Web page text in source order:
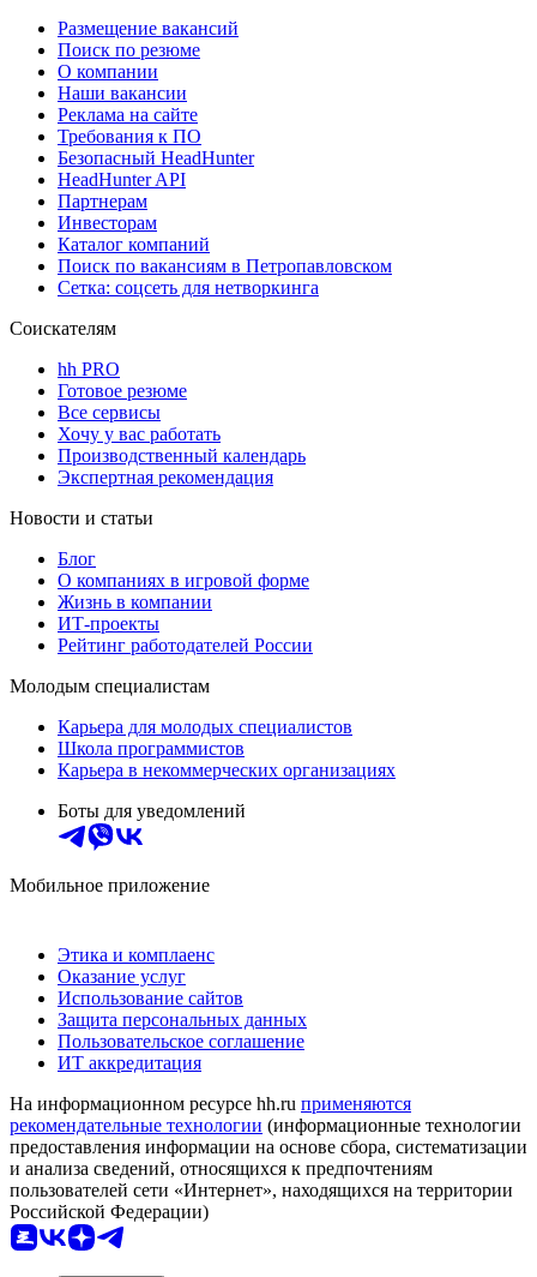
Размещение вакансий
Поиск по резюме
О компании
Наши вакансии
Реклама на сайте
Требования к ПО
Безопасный HeadHunter
HeadHunter API
Партнерам
Инвесторам
Каталог компаний
Поиск по вакансиям в Петропавловском
Сетка: соцсеть для нетворкинга
Соискателям
hh PRO
Готовое резюме
Все сервисы
Хочу у вас работать
Производственный календарь
Экспертная рекомендация
Новости и статьи
Блог
О компаниях в игровой форме
Жизнь в компании
ИТ-проекты
Рейтинг работодателей России
Молодым специалистам
Карьера для молодых специалистов
Школа программистов
Карьера в некоммерческих организациях
Боты для уведомлений
Мобильное приложение
Этика и комплаенс
Оказание услуг
Использование сайтов
Защита персональных данных
Пользовательское соглашение
ИТ аккредитация
На информационном ресурсе hh.ru применяются
рекомендательные технологии (информационные технологии
предоставления информации на основе сбора, систематизации
и анализа сведений, относящихся к предпочтениям
пользователей сети «Интернет», находящихся на территории
Российской Федерации)